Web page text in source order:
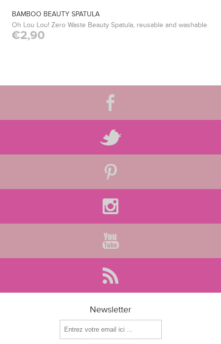
BAMBOO BEAUTY SPATULA
Oh Lou Lou! Zero Waste Beauty Spatula, reusable and washable.
€2,90
Newsletter